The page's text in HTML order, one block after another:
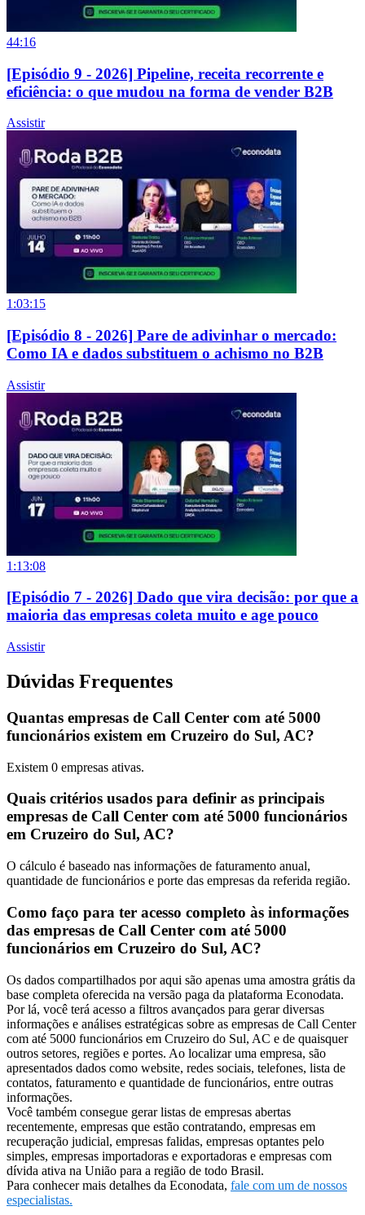
44:16
[Episódio 9 - 2026] Pipeline, receita recorrente e
eficiência: o que mudou na forma de vender B2B
Assistir
1:03:15
[Episódio 8 - 2026] Pare de adivinhar o mercado:
Como IA e dados substituem o achismo no B2B
Assistir
1:13:08
[Episódio 7 - 2026] Dado que vira decisão: por que a
maioria das empresas coleta muito e age pouco
Assistir
Dúvidas Frequentes
Quantas empresas de Call Center com até 5000
funcionários existem em Cruzeiro do Sul, AC?
Existem 0 empresas ativas.
Quais critérios usados para definir as principais
empresas de Call Center com até 5000 funcionários
em Cruzeiro do Sul, AC?
O cálculo é baseado nas informações de faturamento anual,
quantidade de funcionários e porte das empresas da referida região.
Como faço para ter acesso completo às informações
das empresas de Call Center com até 5000
funcionários em Cruzeiro do Sul, AC?
Os dados compartilhados por aqui são apenas uma amostra grátis da
base completa oferecida na versão paga da plataforma Econodata.
Por lá, você terá acesso a filtros avançados para gerar diversas
informações e análises estratégicas sobre as empresas de Call Center
com até 5000 funcionários em Cruzeiro do Sul, AC e de quaisquer
outros setores, regiões e portes. Ao localizar uma empresa, são
apresentados dados como website, redes sociais, telefones, lista de
contatos, faturamento e quantidade de funcionários, entre outras
informações.
Você também consegue gerar listas de empresas abertas
recentemente, empresas que estão contratando, empresas em
recuperação judicial, empresas falidas, empresas optantes pelo
simples, empresas importadoras e exportadoras e empresas com
dívida ativa na União para a região de todo Brasil.
Para conhecer mais detalhes da Econodata, fale com um de nossos
especialistas.